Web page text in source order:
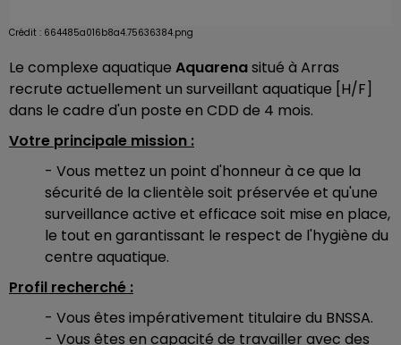
Crédit : 664485a016b8a4.75636384.png
Le complexe aquatique Aquarenasitué à Arras
recrute actuellement un surveillant aquatique [H/F]
dans le cadre d'un poste en CDD de 4 mois.
Votre principale mission :
- Vous mettez un point d'honneur à ce que la
sécurité de la clientèle soit préservée et qu'une
surveillance active et efficace soit mise en place,
le tout en garantissant le respect de l'hygiène du
centre aquatique.
Profil recherché :
- Vous êtes impérativement titulaire du BNSSA.
- Vous êtes en capacité de travailler avec des